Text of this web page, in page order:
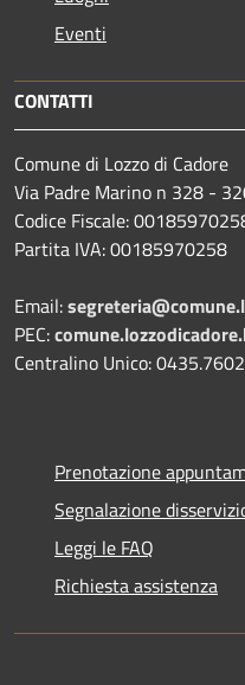
Eventi
CONTATTI
Comune di Lozzo di Cadore
Via Padre Marino n 328 -
Codice Fiscale:
Partita IVA: 00185970258
Email:
PEC:
Centralino Unico:
Prenotazione
Segnalazione
Leggi le FAQ
Richiesta assistenza